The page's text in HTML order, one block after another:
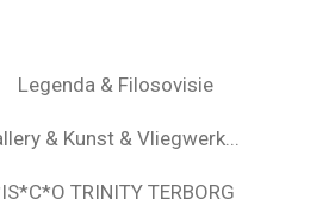
Legenda & Filosovisie
& Kunst & Vliegwerk...
TRINITY TERBORG